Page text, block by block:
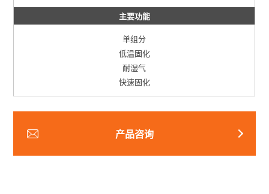
主要功能
单组分
低温固化
耐湿气
快速固化
产品咨询